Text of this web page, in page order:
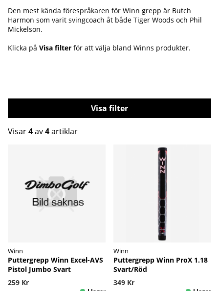
Den mest kända förespråkaren för Winn grepp är Butch
Harmon som varit svingcoach åt både Tiger Woods och Phil
Mickelson.
Klicka på Visa filter för att välja bland Winns produkter.
Filtrera
Visar4av4artiklar
Winn
Puttergrepp Winn Excel-AVS
Pistol Jumbo Svart
259 Kr
Winn
Puttergrepp Winn ProX 1.18
Svart/Röd
349 Kr